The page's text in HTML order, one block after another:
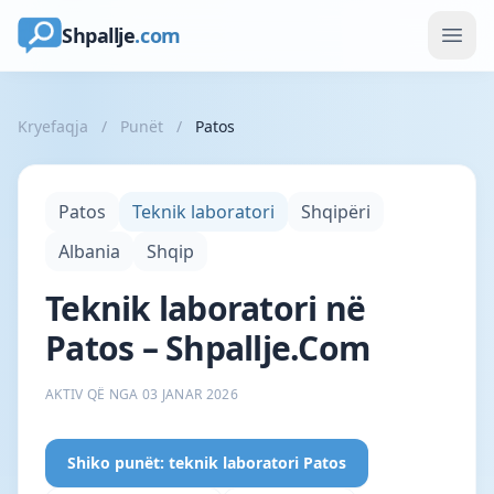
Shpallje.com
Kryefaqja / Punët / Patos
Patos Teknik laboratori
Shqipëri
Albania
Shqip
Teknik laboratori në
Patos – Shpallje.Com
AKTIV QË NGA 03 JANAR 2026
Shiko punët: teknik laboratori Patos